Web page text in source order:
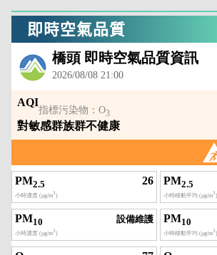
即時空氣品質